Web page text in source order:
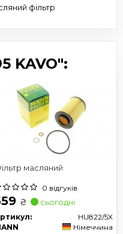
фільтр
KAVO":
масляний
0 відгуків
₴ сьогодні
HU822/5X
Німеччина